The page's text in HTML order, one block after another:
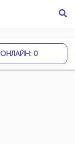
ОНЛАЙН: 0